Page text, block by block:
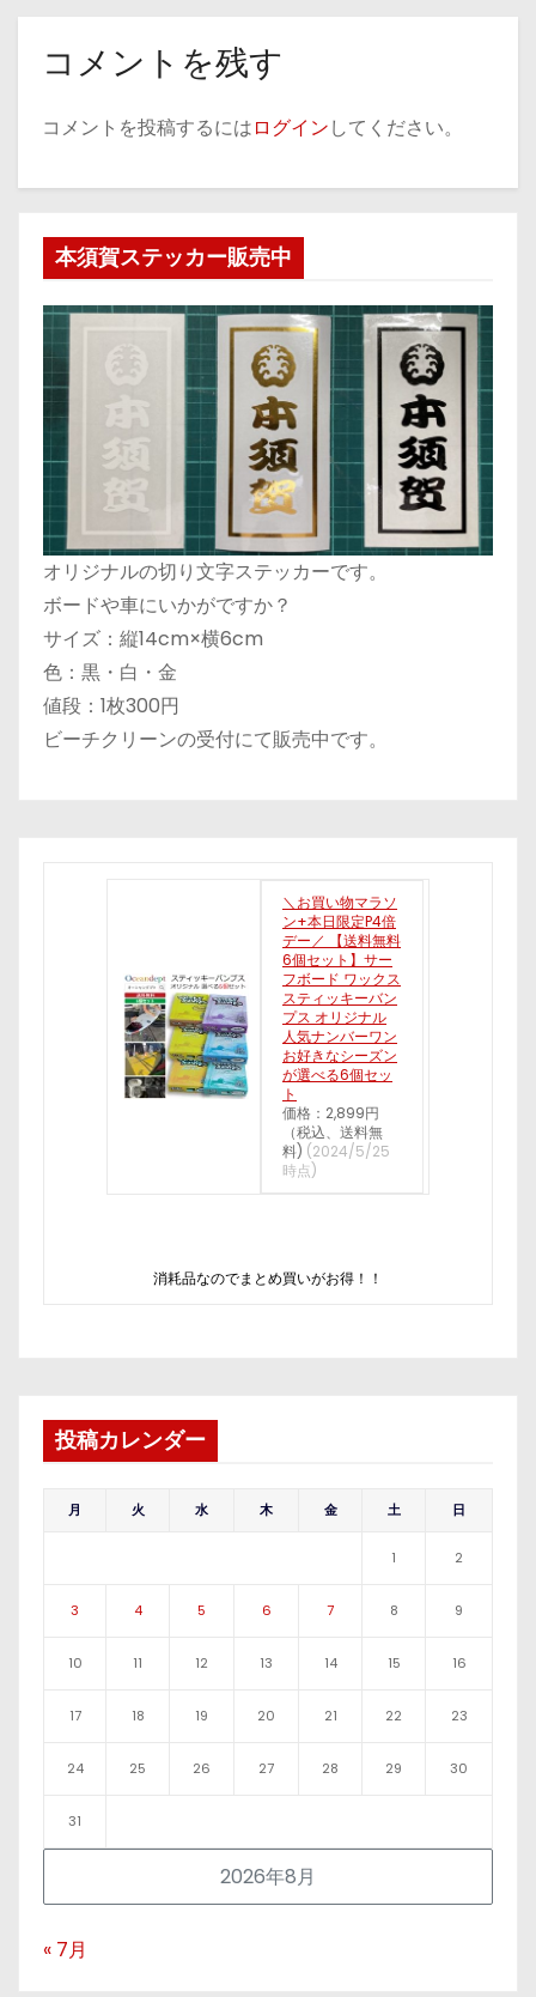
コメントを残す
コメントを投稿するにはログインしてください。
本須賀ステッカー販売中
オリジナルの切り文字ステッカーです。
ボードや車にいかがですか？
サイズ：縦14cm×横6cm
色：黒・白・金
値段：1枚300円
ビーチクリーンの受付にて販売中です。
＼お買い物マラソ
ン+本日限定P4倍
デー／ 【送料無料
6個セット】サー
フボード ワックス
スティッキーバン
プス オリジナル
人気ナンバーワン
お好きなシーズン
が選べる6個セッ
ト
価格：2,899円
（税込、送料無
料) (2024/5/25
時点)
消耗品なのでまとめ買いがお得！！
投稿カレンダー
2026年8月
月 火 水 木 金 土 日
1 2
3 4 5 6 7 8 9
10 11 12 13 14 15 16
17 18 19 20 21 22 23
24 25 26 27 28 29 30
31
« 7月